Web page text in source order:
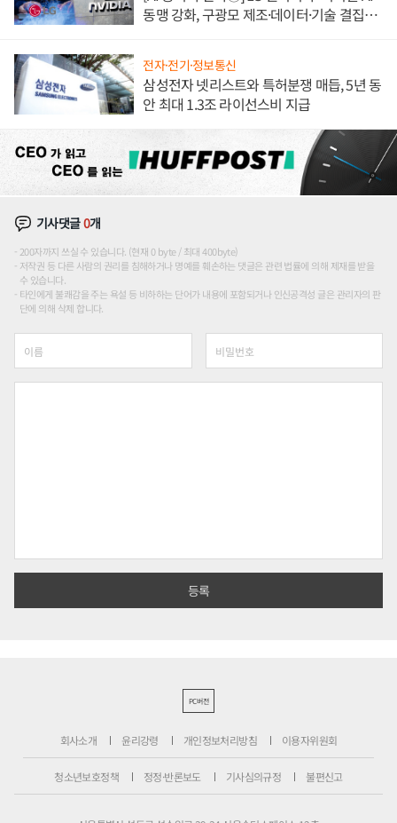
동맹 강화, 구광모 제조·데이터·기술 결집
전자·전기·정보통신
삼성전자 넷리스트와 특허분쟁 매듭, 5년 동
안 최대 1.3조 라이선스비 지급
기사댓글0개
200자까지 쓰실 수 있습니다. (현재 0 byte / 최대 400byte)
저작권 등 다른 사람의 권리를 침해하거나 명예를 훼손하는 댓글은 관련 법률에 의해 제재를 받을
수 있습니다.
타인에게 불쾌감을 주는 욕설 등 비하하는 단어가 내용에 포함되거나 인신공격성 글은 관리자의 판
단에 의해 삭제 합니다.
PC버전
회사소개 윤리강령 개인정보처리방침 이용자위원회
청소년보호정책 정정·반론보도 기사심의규정 불편신고